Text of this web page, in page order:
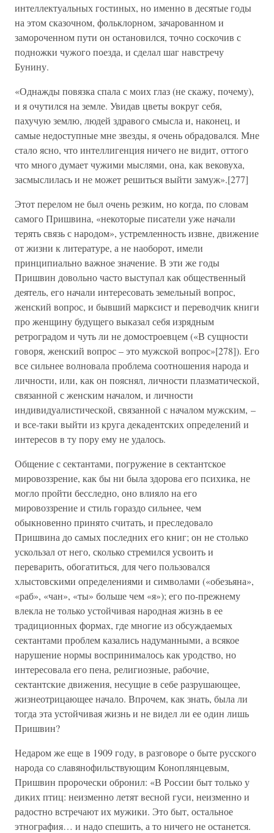
интеллектуальных гостиных, но именно в десятые годы
на этом сказочном, фольклорном, зачарованном и
замороченном пути он остановился, точно соскочив с
подножки чужого поезда, и сделал шаг навстречу
Бунину.
«Однажды повязка спала с моих глаз (не скажу, почему),
и я очутился на земле. Увидав цветы вокруг себя,
пахучую землю, людей здравого смысла и, наконец, и
самые недоступные мне звезды, я очень обрадовался. Мне
стало ясно, что интеллигенция ничего не видит, оттого
что много думает чужими мыслями, она, как вековуха,
засмыслилась и не может решиться выйти замуж».[277]
Этот перелом не был очень резким, но когда, по словам
самого Пришвина, «некоторые писатели уже начали
терять связь с народом», устремленность извне, движение
от жизни к литературе, а не наоборот, имели
принципиально важное значение. В эти же годы
Пришвин довольно часто выступал как общественный
деятель, его начали интересовать земельный вопрос,
женский вопрос, и бывший марксист и переводчик книги
про женщину будущего выказал себя изрядным
ретроградом и чуть ли не домостроевцем («В сущности
говоря, женский вопрос – это мужской вопрос»[278]). Его
все сильнее волновала проблема соотношения народа и
личности, или, как он пояснял, личности плазматической,
связанной с женским началом, и личности
индивидуалистической, связанной с началом мужским, –
и все-таки выйти из круга декадентских определений и
интересов в ту пору ему не удалось.
Общение с сектантами, погружение в сектантское
мировоззрение, как бы ни была здорова его психика, не
могло пройти бесследно, оно влияло на его
мировоззрение и стиль гораздо сильнее, чем
обыкновенно принято считать, и преследовало
Пришвина до самых последних его книг; он не столько
ускользал от него, сколько стремился усвоить и
переварить, обогатиться, для чего пользовался
хлыстовскими определениями и символами («обезьяна»,
«раб», «чан», «ты» больше чем «я»); его по-прежнему
влекла не только устойчивая народная жизнь в ее
традиционных формах, где многие из обсуждаемых
сектантами проблем казались надуманными, а всякое
нарушение нормы воспринималось как уродство, но
интересовала его пена, религиозные, рабочие,
сектантские движения, несущие в себе разрушающее,
жизнеотрицающее начало. Впрочем, как знать, была ли
тогда эта устойчивая жизнь и не видел ли ее один лишь
Пришвин?
Недаром же еще в 1909 году, в разговоре о быте русского
народа со славянофильствующим Коноплянцевым,
Пришвин пророчески обронил: «В России быт только у
диких птиц: неизменно летят весной гуси, неизменно и
радостно встречают их мужики. Это быт, остальное
этнография… и надо спешить, а то ничего не останется.